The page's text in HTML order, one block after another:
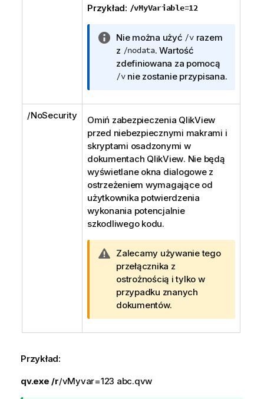
Przykład: /vMyVariable=12
I
n
f
o
m
c
Nie można użyć /vrazem
z /nodata. Wartość
zdefiniowana za pomocą
/vnie zostanie przypisana.
/NoSecurity Omiń zabezpieczenia QlikView
przed niebezpiecznymi makrami i
skryptami osadzonymi w
dokumentach QlikView. Nie będą
wyświetlane okna dialogowe z
ostrzeżeniem wymagające od
użytkownika potwierdzenia
wykonania potencjalnie
szkodliwego kodu.
O
s
t
r
z
e
ż
e
Zalecamy używanie tego
przełącznika z
ostrożnością i tylko w
przypadku znanych
dokumentów.
Przykład:
qv.exe /r/vMyvar=123 abc.qvw